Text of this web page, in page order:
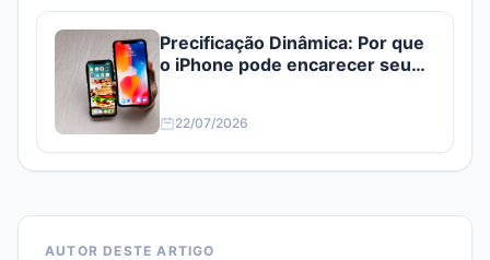
Precificação Dinâmica: Por que
o iPhone pode encarecer seu
22/07/2026
AUTOR DESTE ARTIGO